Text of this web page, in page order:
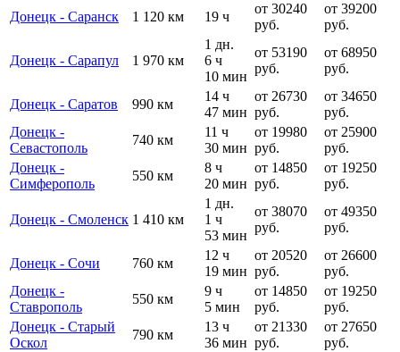
Донецк - Саранск
1 120 км 19 ч
от 30240
руб.
от 39200
руб.
Донецк - Сарапул 1 970 км
1 дн.
6 ч
10 мин
от 53190
руб.
от 68950
руб.
Донецк - Саратов 990 км
14 ч
47 мин
от 26730
руб.
от 34650
руб.
Донецк -
Севастополь
740 км
11 ч
30 мин
от 19980
руб.
от 25900
руб.
Донецк -
Симферополь
550 км
8 ч
20 мин
от 14850
руб.
от 19250
руб.
Донецк - Смоленск 1 410 км
1 дн.
1 ч
53 мин
от 38070
руб.
от 49350
руб.
Донецк - Сочи 760 км
12 ч
19 мин
от 20520
руб.
от 26600
руб.
Донецк -
Ставрополь
550 км
9 ч
5 мин
от 14850
руб.
от 19250
руб.
Донецк - Старый
Оскол
790 км
13 ч
36 мин
от 21330
руб.
от 27650
руб.